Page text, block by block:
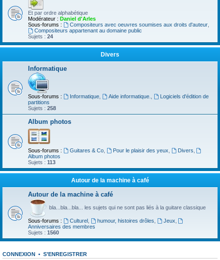
Et par ordre alphabétique
Modérateur : Daniel d'Arles
Sous-forums :
Compositeurs avec oeuvres soumises aux droits d'auteur,
Compositeurs appartenant au domaine public
Sujets : 24
Divers
Informatique
Sous-forums : Informatique, Aide informatique.
Logiciels d'édition de
partitions
Sujets : 258
Album photos
Sous-forums : Guitares & Co, Pour le plaisir des yeux Divers
Album photos
Sujets : 113
Autour de la machine à café
Autour de la machine à café
bla...bla...bla... les sujets qui ne sont pas liés à la guitare classique
Sous-forums : Culturel, humour, histoires drôles Jeux
Anniversaires des membres
Sujets : 1560
CONNEXION • S’ENREGISTRER